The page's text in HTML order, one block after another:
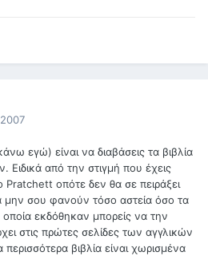
εγώ) είναι να διαβάσεις τα βιβλία
Ειδικά από την στιγμή που έχεις
Pratchett οπότε δεν θα σε πειράξει
μην σου φανούν τόσο αστεία όσο τα
εκδόθηκαν μπορείς να την
στις πρώτες σελίδες των αγγλικών
περισσότερα βιβλία είναι χωρισμένα